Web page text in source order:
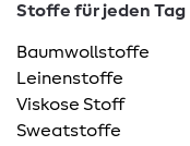
Stoffe für jeden Tag
Baumwollstoffe
Leinenstoffe
Viskose Stoff
Sweatstoffe